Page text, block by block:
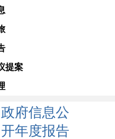
提案
政府信息公
开年度报告